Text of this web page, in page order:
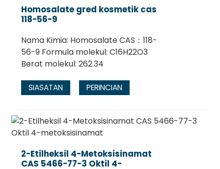
Homosalate gred kosmetik cas
118-56-9
Nama Kimia: Homosalate CAS：118-
56-9 Formula molekul: C16H22O3
Berat molekul: 262.34
SIASATAN PERINCIAN
2-Etilheksil 4-Metoksisinamat
CAS 5466-77-3 Oktil 4-